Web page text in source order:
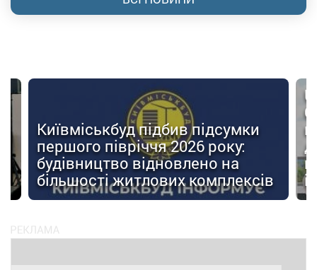
Київміськбуд підбив підсумки
першого півріччя 2026 року:
будівництво відновлено на
більшості житлових комплексів